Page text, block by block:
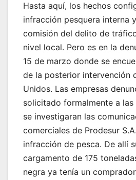
Hasta aquí, los hechos
infracción pesquera interna
comisión del delito de
nivel local. Pero es en la
15 de marzo donde se
de la posterior intervención
Unidos. Las empresas
solicitado formalmente a
se investigaran las
comerciales de Prodesur
infracción de pesca. De allí
cargamento de 175
negra ya tenía un